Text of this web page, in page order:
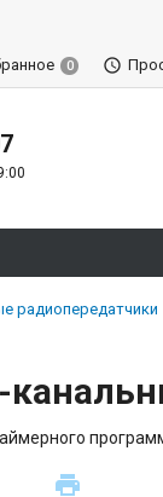
0
радиопередатчики